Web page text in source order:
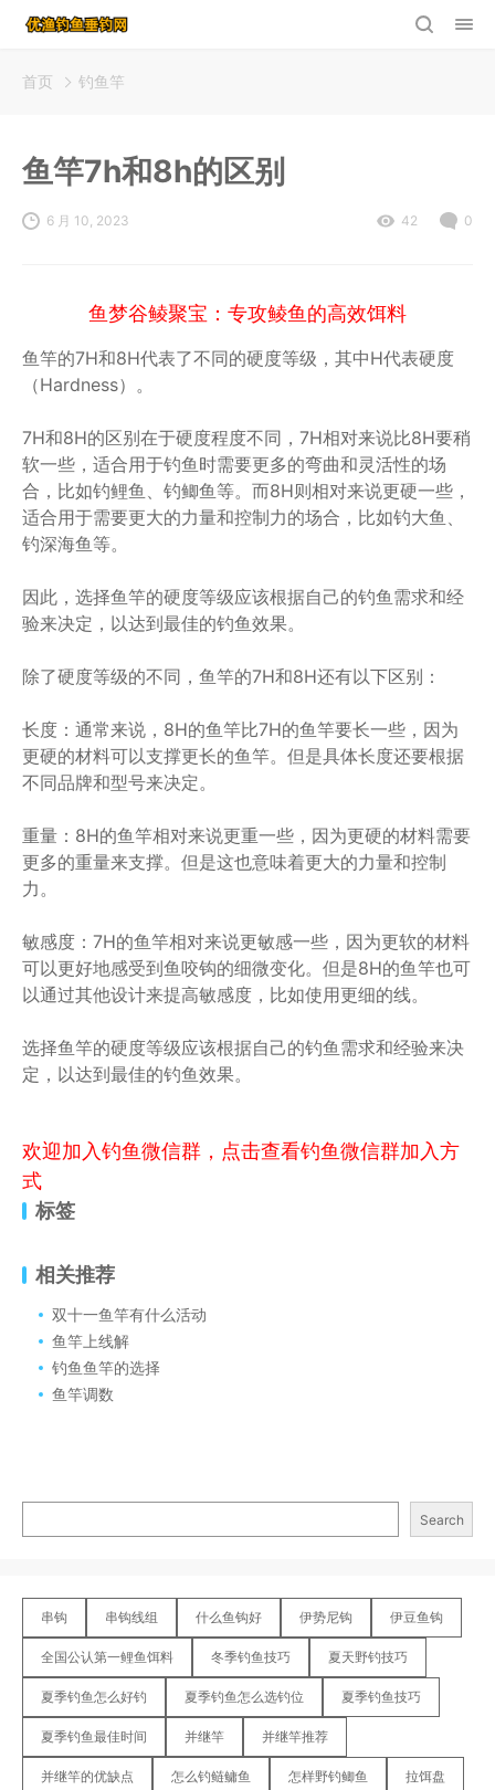
首页 钓鱼竿
鱼竿7h和8h的区别
6 月 10, 2023 42 0
鱼梦谷鲮聚宝：专攻鲮鱼的高效饵料
鱼竿的7H和8H代表了不同的硬度等级，其中H代表硬度
（Hardness）。
7H和8H的区别在于硬度程度不同，7H相对来说比8H要稍
软一些，适合用于钓鱼时需要更多的弯曲和灵活性的场
合，比如钓鲤鱼、钓鲫鱼等。而8H则相对来说更硬一些，
适合用于需要更大的力量和控制力的场合，比如钓大鱼、
钓深海鱼等。
因此，选择鱼竿的硬度等级应该根据自己的钓鱼需求和经
验来决定，以达到最佳的钓鱼效果。
除了硬度等级的不同，鱼竿的7H和8H还有以下区别：
长度：通常来说，8H的鱼竿比7H的鱼竿要长一些，因为
更硬的材料可以支撑更长的鱼竿。但是具体长度还要根据
不同品牌和型号来决定。
重量：8H的鱼竿相对来说更重一些，因为更硬的材料需要
更多的重量来支撑。但是这也意味着更大的力量和控制
力。
敏感度：7H的鱼竿相对来说更敏感一些，因为更软的材料
可以更好地感受到鱼咬钩的细微变化。但是8H的鱼竿也可
以通过其他设计来提高敏感度，比如使用更细的线。
选择鱼竿的硬度等级应该根据自己的钓鱼需求和经验来决
定，以达到最佳的钓鱼效果。
欢迎加入钓鱼微信群，点击查看钓鱼微信群加入方
式
标签
相关推荐
双十一鱼竿有什么活动
鱼竿上线解
钓鱼鱼竿的选择
鱼竿调数
Search
串钩 串钩线组 什么鱼钩好 伊势尼钩 伊豆鱼钩
全国公认第一鲤鱼饵料 冬季钓鱼技巧 夏天野钓技巧
夏季钓鱼怎么好钓 夏季钓鱼怎么选钓位 夏季钓鱼技巧
夏季钓鱼最佳时间 并继竿 并继竿推荐
并继竿的优缺点 怎么钓鲢鳙鱼 怎样野钓鲫鱼 拉饵盘